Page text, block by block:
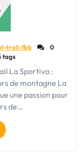
trail-fbb
0
tags
La Sportiva :
de montagne La
une passion pour
de…